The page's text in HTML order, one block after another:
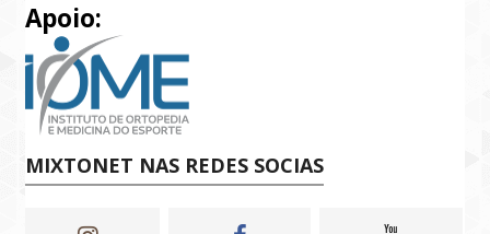
Apoio:
MIXTONET NAS REDES SOCIAS